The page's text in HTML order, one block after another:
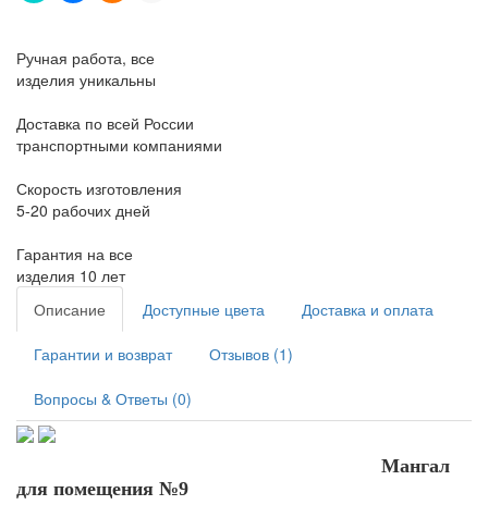
Ручная работа, все
изделия уникальны
Доставка по всей России
транспортными компаниями
Скорость изготовления
5-20 рабочих дней
Гарантия на все
изделия 10 лет
Описание
Доступные цвета Доставка и оплата
Гарантии и возврат Отзывов (1)
Вопросы & Ответы (0)
Мангал
для помещения №9